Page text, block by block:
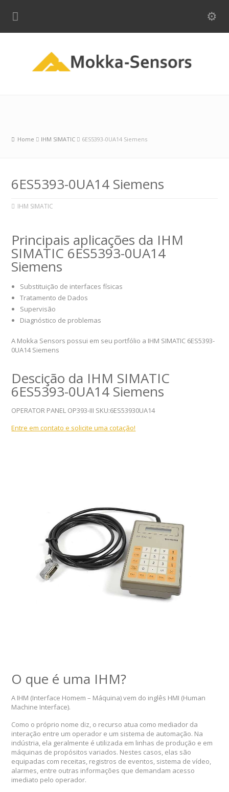
Home IHM SIMATIC 6ES5393-0UA14 Siemens
6ES5393-0UA14 Siemens
IHM SIMATIC
Principais aplicações da IHM
SIMATIC 6ES5393-0UA14
Siemens
Substituição de interfaces físicas
Tratamento de Dados
Supervisão
Diagnóstico de problemas
A Mokka Sensors possui em seu portfólio a IHM SIMATIC 6ES5393-
0UA14 Siemens
Descição da IHM SIMATIC
6ES5393-0UA14 Siemens
OPERATOR PANEL OP393-III SKU:6ES53930UA14
Entre em contato e solicite uma cotação!
O que é uma IHM?
A IHM (Interface Homem – Máquina) vem do inglês HMI (Human
Machine Interface).
Como o próprio nome diz, o recurso atua como mediador da
interação entre um operador e um sistema de automação. Na
indústria, ela geralmente é utilizada em linhas de produção e em
máquinas de propósitos variados. Nestes casos, elas são
equipadas com receitas, registros de eventos, sistema de vídeo,
alarmes, entre outras informações que demandam acesso
imediato pelo operador.